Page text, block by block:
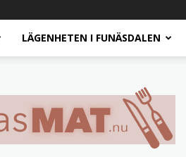
LÄGENHETEN I FUNÄSDALEN